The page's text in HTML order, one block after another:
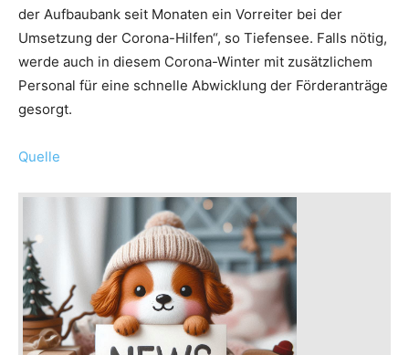
der Aufbaubank seit Monaten ein Vorreiter bei der
Umsetzung der Corona-Hilfen“, so Tiefensee. Falls nötig,
werde auch in diesem Corona-Winter mit zusätzlichem
Personal für eine schnelle Abwicklung der Förderanträge
gesorgt.
Quelle